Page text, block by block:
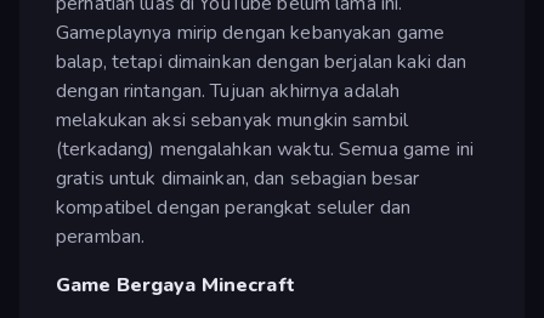
Gameplaynya mirip dengan kebanyakan game
balap, tetapi dimainkan dengan berjalan kaki dan
dengan rintangan. Tujuan akhirnya adalah
melakukan aksi sebanyak mungkin sambil
(terkadang) mengalahkan waktu. Semua game ini
gratis untuk dimainkan, dan sebagian besar
kompatibel dengan perangkat seluler dan
peramban.
Game Bergaya Minecraft